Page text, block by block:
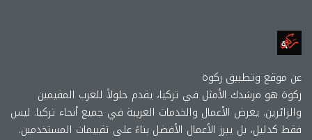
عن موقع وتطببق ركوة
ركوة هو مرشدك الأمثل في تركيا، يقدم حلولاً للعرب المقيمين
والزائرين. يعرض الأعمال والخدمات العربية في جميع أنحاء تركيا. ليس
فقط كدليل، بل يبرز الأعمال الأفضل بناءً على تقييمات المستخدمين.